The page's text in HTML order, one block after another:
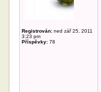
Registrován: ned zář 25, 2011
3:23 pm
Příspěvky: 78